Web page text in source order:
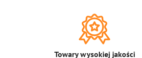
Towary wysokiej jakości